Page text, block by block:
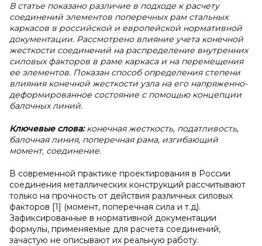
В статье показано различие в подходе к расчету
соединений элементов поперечных рам стальных
каркасов в российской и европейской нормативной
документации. Рассмотрено влияние учета конечной
жесткости соединений на распределение внутренних
силовых факторов в раме каркаса и на перемещения
ее элементов. Показан способ определения степени
влияния конечной жесткости узла на его напряженно-
деформированное состояние с помощью концепции
балочных линий.
Ключевые слова:конечная жесткость, податливость,
балочная линия, поперечная рама, изгибающий
момент, соединение.
В современной практике проектирования в России
соединения металлических конструкций рассчитывают
только на прочность от действия различных силовых
факторов [1] (момент, поперечная сила и т.д).
Зафиксированные в нормативной документации
формулы, применяемые для расчета соединений,
зачастую не описывают их реальную работу.